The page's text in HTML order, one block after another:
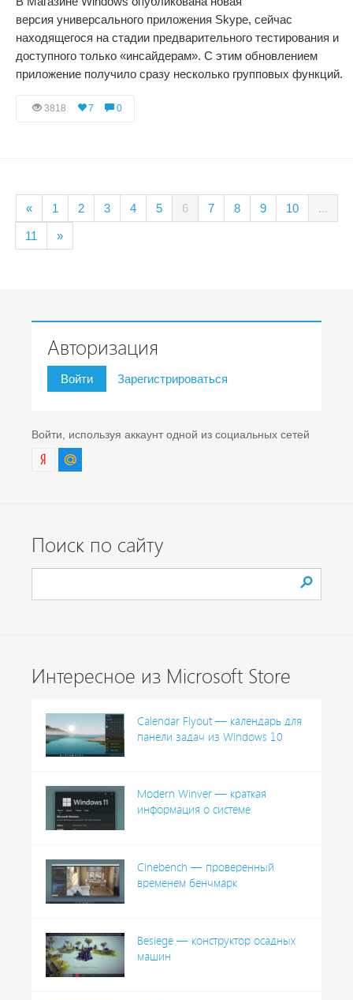
версия универсального приложения Skype, сейчас
находящегося на стадии предварительного тестирования и
доступного только «инсайдерам». С этим обновлением
приложение получило сразу несколько групповых функций.
3818 7 0
« 1 2 3 4 5 6 7 8 9 10 ...
11 »
Авторизация
Войти Зарегистрироваться
Войти, используя аккаунт одной из социальных сетей
Поиск по сайту
Интересное из Microsoft Store
Calendar Flyout — календарь для
панели задач из Windows 10
Modern Winver — краткая
информация о системе
Cinebench — проверенный
временем бенчмарк
Besiege — конструктор осадных
машин